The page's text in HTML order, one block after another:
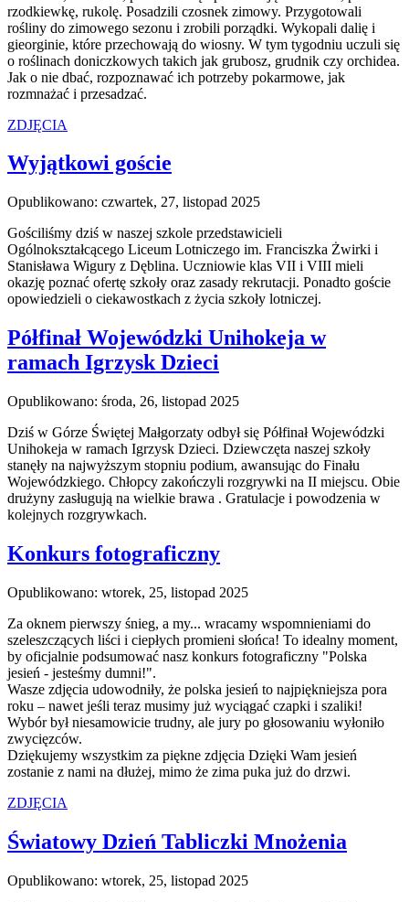
rzodkiewkę, rukolę. Posadzili czosnek zimowy. Przygotowali
rośliny do zimowego sezonu i zrobili porządki. Wykopali dalię i
gieorginie, które przechowają do wiosny. W tym tygodniu uczuli się
o roślinach doniczkowych takich jak grubosz, grudnik czy orchidea.
Jak o nie dbać, rozpoznawać ich potrzeby pokarmowe, jak
rozmnażać i przesadzać.
ZDJĘCIA
Wyjątkowi goście
Opublikowano: czwartek, 27, listopad 2025
Gościliśmy dziś w naszej szkole przedstawicieli
Ogólnokształcącego Liceum Lotniczego im. Franciszka Żwirki i
Stanisława Wigury z Dęblina. Uczniowie klas VII i VIII mieli
okazję poznać ofertę szkoły oraz zasady rekrutacji. Ponadto goście
opowiedzieli o ciekawostkach z życia szkoły lotniczej.
Półfinał Wojewódzki Unihokeja w
ramach Igrzysk Dzieci
Opublikowano: środa, 26, listopad 2025
Dziś w Górze Świętej Małgorzaty odbył się Półfinał Wojewódzki
Unihokeja w ramach Igrzysk Dzieci. Dziewczęta naszej szkoły
stanęły na najwyższym stopniu podium, awansując do Finału
Wojewódzkiego. Chłopcy zakończyli rozgrywki na II miejscu. Obie
drużyny zasługują na wielkie brawa . Gratulacje i powodzenia w
kolejnych rozgrywkach.
Konkurs fotograficzny
Opublikowano: wtorek, 25, listopad 2025
Za oknem pierwszy śnieg, a my... wracamy wspomnieniami do
szeleszczących liści i ciepłych promieni słońca! To idealny moment,
by oficjalnie podsumować nasz konkurs fotograficzny "Polska
jesień - jesteśmy dumni!".
Wasze zdjęcia udowodniły, że polska jesień to najpiękniejsza pora
roku – nawet jeśli teraz musimy już wyciągać czapki i szaliki!
Wybór był niesamowicie trudny, ale jury po głosowaniu wyłoniło
zwycięzców.
Dziękujemy wszystkim za piękne zdjęcia Dzięki Wam jesień
zostanie z nami na dłużej, mimo że zima puka już do drzwi.
ZDJĘCIA
Światowy Dzień Tabliczki Mnożenia
Opublikowano: wtorek, 25, listopad 2025